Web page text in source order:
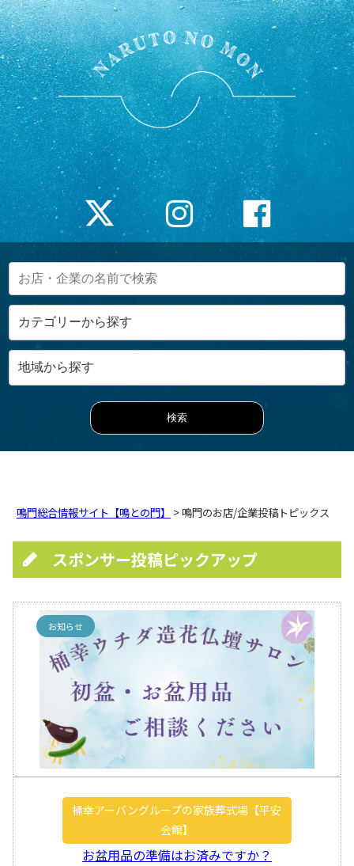
鳴門総合情報サイト【鳴との門】 > 鳴門のお店/企業投稿トピックス
スポンサー投稿ピックアップ
お知らせ
桶幸アーバングループの家族葬式場【平安
会館】
お盆用品の準備はお済みですか？